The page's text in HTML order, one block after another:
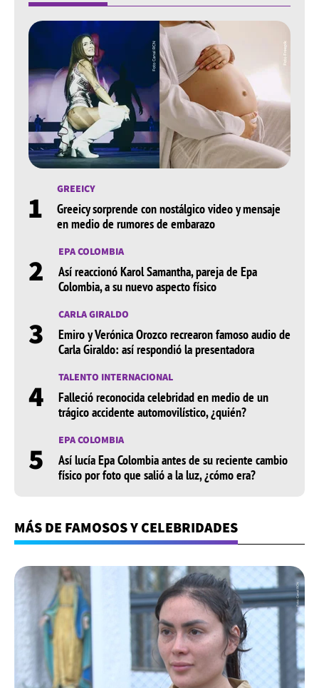
1 GREEICY
Greeicy sorprende con nostálgico video y mensaje
en medio de rumores de embarazo
2 EPA COLOMBIA
Así reaccionó Karol Samantha, pareja de Epa
Colombia, a su nuevo aspecto físico
3 CARLA GIRALDO
Emiro y Verónica Orozco recrearon famoso audio de
Carla Giraldo: así respondió la presentadora
4 TALENTO INTERNACIONAL
Falleció reconocida celebridad en medio de un
trágico accidente automovilístico, ¿quién?
5 EPA COLOMBIA
Así lucía Epa Colombia antes de su reciente cambio
físico por foto que salió a la luz, ¿cómo era?
MÁS DE FAMOSOS Y CELEBRIDADES